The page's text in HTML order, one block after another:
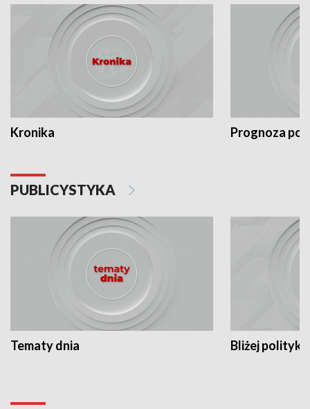
Kronika Prognoza
PUBLICYSTYKA
Tematy dnia Bliżej polityki